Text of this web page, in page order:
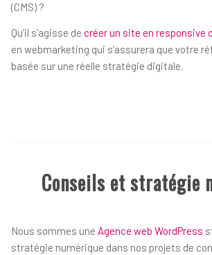
(CMS) ?
Qu’il s’agisse de créer un site en responsive
en webmarketing qui s’assurera que votre
basée sur une réelle stratégie digitale.
Conseils et stratégie
Nous sommes une Agence web WordPress
stratégie numérique dans nos projets de